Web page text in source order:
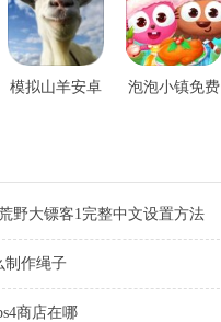
模拟山羊安卓 泡泡小镇免费
野大镖客1完整中文设置方法
制作绳子
商店在哪